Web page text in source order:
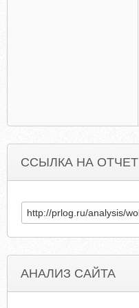
ССЫЛКА НА ОТЧЕТ
АНАЛИЗ САЙТА